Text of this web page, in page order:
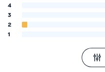
4
3
2
1